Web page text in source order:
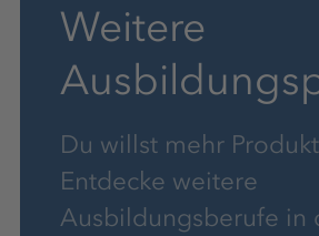
Weitere
Du willst mehr
Entdecke weitere
Ausbildungsberufe in